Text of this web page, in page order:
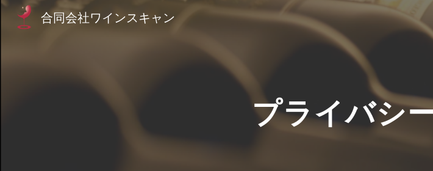
Skip to main content
合同会社ワインスキャン
プライバシ